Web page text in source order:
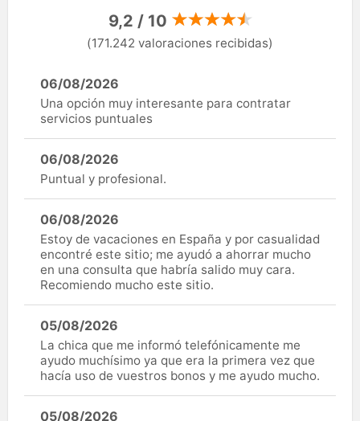
9,2 / 10
(171.242 valoraciones recibidas)
06/08/2026
Una opción muy interesante para contratar
servicios puntuales
06/08/2026
Puntual y profesional.
06/08/2026
Estoy de vacaciones en España y por casualidad
encontré este sitio; me ayudó a ahorrar mucho
en una consulta que habría salido muy cara.
Recomiendo mucho este sitio.
05/08/2026
La chica que me informó telefónicamente me
ayudo muchísimo ya que era la primera vez que
hacía uso de vuestros bonos y me ayudo mucho.
05/08/2026